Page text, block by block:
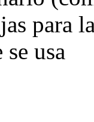
para
usa